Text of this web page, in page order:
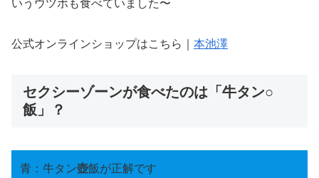
いうウツボも食べていました〜
公式オンラインショップはこちら｜ 本池澤
セクシーゾーンが食べたのは「牛タン○
飯」？
青：牛タン壺飯が正解です